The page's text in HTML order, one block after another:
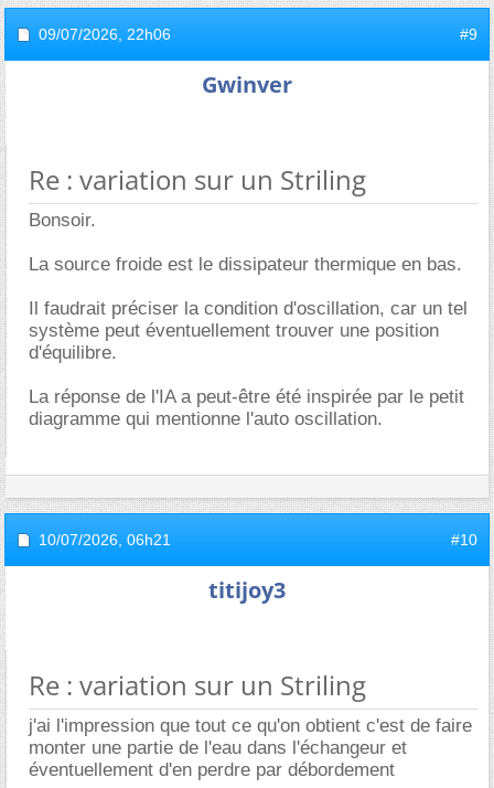
09/07/2026, 22h06 #9
Gwinver
Re : variation sur un Striling
Bonsoir.
La source froide est le dissipateur thermique en bas.
Il faudrait préciser la condition d'oscillation, car un tel
système peut éventuellement trouver une position
d'équilibre.
La réponse de l'IA a peut-être été inspirée par le petit
diagramme qui mentionne l'auto oscillation.
10/07/2026, 06h21 #10
titijoy3
Re : variation sur un Striling
j'ai l'impression que tout ce qu'on obtient c'est de faire
monter une partie de l'eau dans l'échangeur et
éventuellement d'en perdre par débordement